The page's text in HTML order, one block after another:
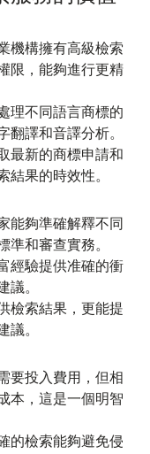
機構擁有高級檢索
限，能夠進行更精
理不同語言商標的
翻譯和音譯分析。
最新的商標申請和
結果的時效性。
能夠準確解釋不同
準和審查實務。
經驗提供准確的衝
議。
檢索結果，更能提
議。
要投入費用，但相
本，這是一個明智
的檢索能夠避免侵